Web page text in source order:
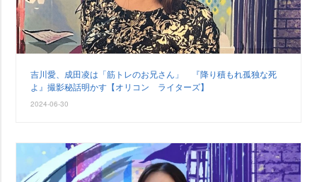
吉川愛、成田凌は「筋トレのお兄さん」 『降り積もれ孤独な死
よ』撮影秘話明かす【オリコン ライターズ】
2024-06-30